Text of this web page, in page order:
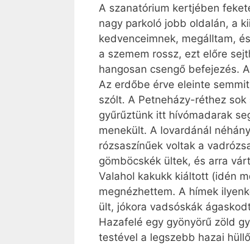
A szanatórium kertjében
nagy parkoló jobb oldalán, a
kedvenceimnek, megálltam,
a szemem rossz, ezt előre
hangosan csengő befejezés.
Az erdőbe érve eleinte
szólt. A Petneházy-réthez
gyűrűztünk itt hívómadarak
menekült. A lovardánál
rózsaszínűek voltak a
gömböcskék ültek, és arra
Valahol kakukk kiáltott (idén
megnézhettem. A hímek
ült, jókora vadsóskák
Hazafelé egy gyönyörű zöld
testével a legszebb hazai